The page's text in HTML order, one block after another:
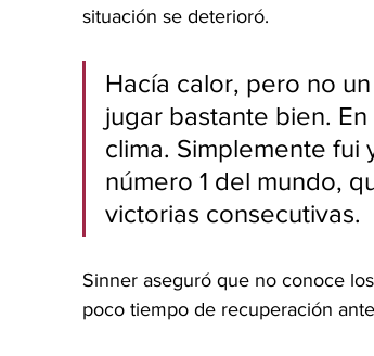
situación se deterioró.
Hacía calor, pero no
jugar bastante bien.
clima. Simplemente fui
número 1 del mundo,
victorias consecutivas.
Sinner aseguró que no conoce
poco tiempo de recuperación